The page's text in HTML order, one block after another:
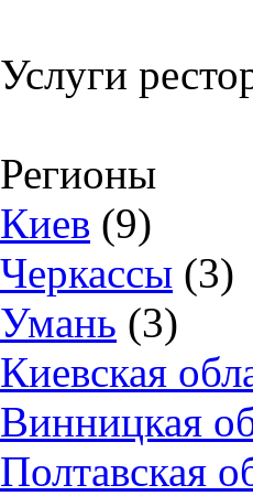
Услуги
Регионы
Киев (9)
Черкассы (3)
Умань (3)
Киевская
Винницкая
Полтавская